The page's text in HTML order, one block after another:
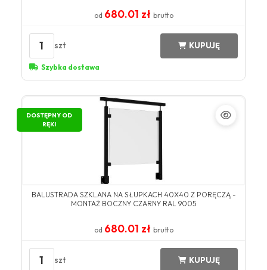
od 680.01 zł brutto
1 szt KUPUJĘ
Szybka dostawa
DOSTĘPNY OD
RĘKI
BALUSTRADA SZKLANA NA SŁUPKACH 40X40 Z PORĘCZĄ -
MONTAŻ BOCZNY CZARNY RAL 9005
od 680.01 zł brutto
1 szt KUPUJĘ